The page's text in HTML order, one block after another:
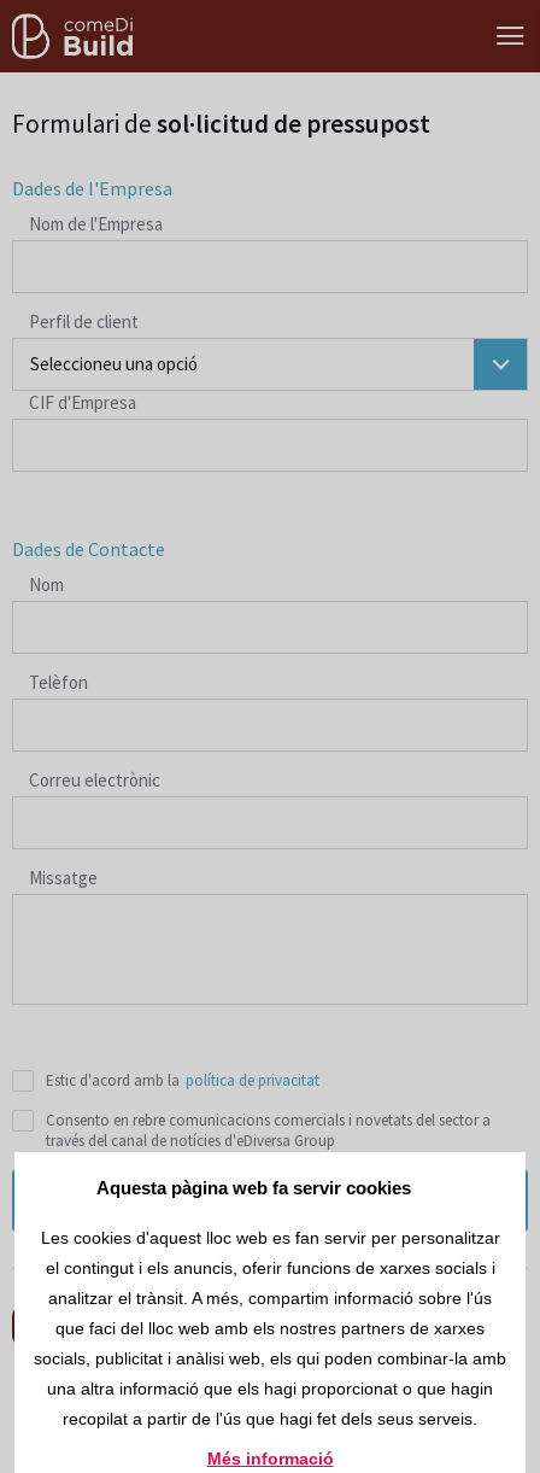
Formulari desol·licitud de pressupost
Dades de l'Empresa
Nom de l'Empresa
Perfil de client
Seleccioneu una opció
CIF d'Empresa
Dades de Contacte
Nom
Telèfon
Correu electrònic
Missatge
Estic d'acord amb la política de privacitat
Consento en rebre comunicacions comercials i novetats del sector a
través del canal de notícies d'eDiversa Group
Enviar
Solucions eDiversa Group
eDiversa Group, proveïdor global de
Aquesta pàgina web fa servir cookies
Les cookies d'aquest lloc web es fan servir per personalitzar
el contingut i els anuncis, oferir funcions de xarxes socials i
analitzar el trànsit. A més, compartim informació sobre l'ús
que faci del lloc web amb els nostres partners de xarxes
socials, publicitat i anàlisi web, els qui poden combinar-la amb
una altra informació que els hagi proporcionat o que hagin
recopilat a partir de l'ús que hagi fet dels seus serveis.
Més informació